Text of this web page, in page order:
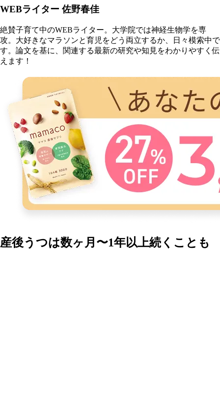
WEBライター 佐野春佳
絶賛子育て中のWEBライター。大学院では神経生物学を専
攻。大好きなマラソンと育児をどう両立するか、日々模索中で
す。論文を基に、関連する最新の研究や知見をわかりやすく伝
えます！
産後うつは数ヶ月〜1年以上続くことも